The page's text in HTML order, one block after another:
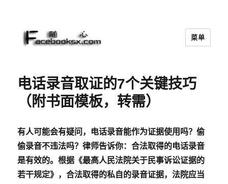
菜单
电话录音取证的7个关键技巧
（附书面模板，转需）
有人可能会有疑问，电话录音能作为证据使用吗？偷
偷录音不违法吗？律师告诉你：合法取得的电话录音
是有效的。根据 《最高人民法院关于民事诉讼证据的
若干规定》，合法取得的私自的录音证据，法院应当